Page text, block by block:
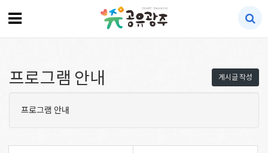
게시글 작성
프로그램 안내
프로그램 안내